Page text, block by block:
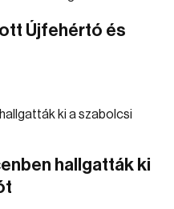
Újfehértó és
hallgatták ki